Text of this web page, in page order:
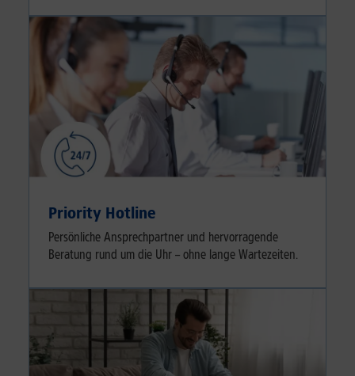
Priority Hotline
Persönliche Ansprechpartner und hervorragende
Beratung rund um die Uhr – ohne lange Wartezeiten.